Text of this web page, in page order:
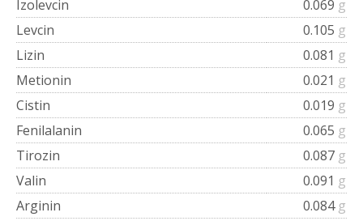
Izolevcin
0.069 g
Levcin
0.105 g
Lizin
0.081 g
Metionin
0.021 g
Cistin
0.019 g
Fenilalanin
0.065 g
Tirozin
0.087 g
Valin
0.091 g
Arginin
0.084g